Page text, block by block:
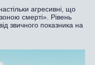
агресивні, що
смерті». Рівень
звичного показника на